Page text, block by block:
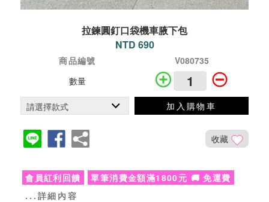
拉鍊圓釘口袋機車腋下包
NTD 690
商品編號
V080735
數量
加入購物車
收藏
會員紅利回饋
單筆消費金額滿1800元 🚚 免運費
...詳細內容